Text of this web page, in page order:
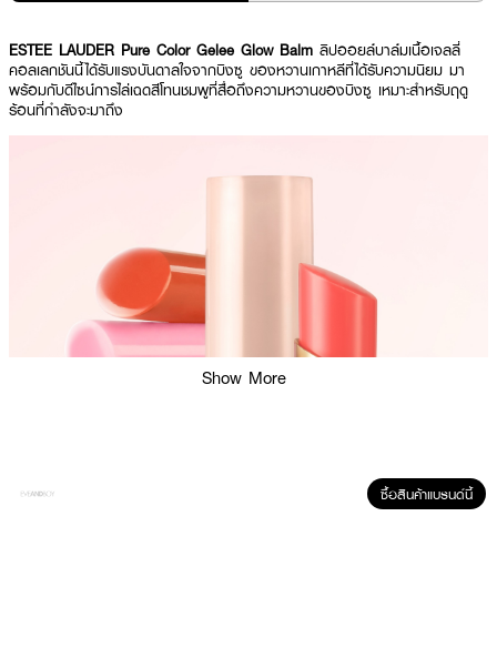
ESTEE LAUDER Pure Color Gelee Glow Balm ลิปออยล์บาล์มเนื้อเจลลี่
คอลเลกชันนี้ได้รับแรงบันดาลใจจากบิงซู ของหวานเกาหลีที่ได้รับความนิยม มา
พร้อมกับดีไซน์การไล่เฉดสีโทนชมพูที่สื่อถึงความหวานของบิงซู เหมาะสำหรับฤดู
ร้อนที่กำลังจะมาถึง
Show More
ซื้อสินค้าแบรนด์นี้